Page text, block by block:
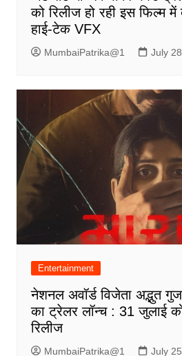
को रिलीज हो रही इस फिल्म
हाई-टेक VFX
MumbaiPatrika@1 July
Entertainment
नेशनल अवॉर्ड विजेता अद्भुत
का ट्रेलर लॉन्च : 31 जुलाई को
रिलीज
MumbaiPatrika@1 July